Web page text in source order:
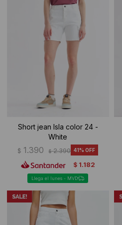
Short jean Isla color 24 -
White
$ 1.390 $ 2.390 41
$ 1.182
Llega el lunes - MVD
Ropa Interior
Canguros
Sherpas
Camisas y blusas